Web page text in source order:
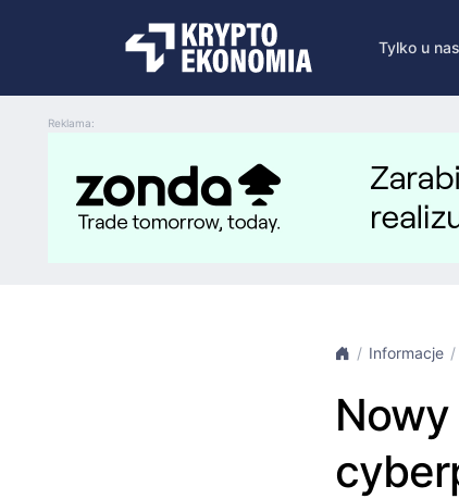
Tylko u nas
Reklama:
Informacje